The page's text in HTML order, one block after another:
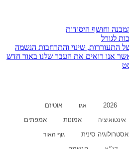
וחושף היסודות
התעוררות, שינוי והתרחבות הנשמה
אנו רואים את העבר שלנו באור חדש
2026 אגו אוטיזם
אינטואיציה אמונות אמפתים
אסטרולוגיה סינית גוף האור